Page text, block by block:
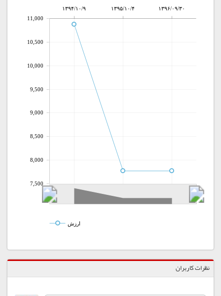
۱۳۹۴/۱۰/۹ ۱۳۹۵/۱۰/۴ ۱۳۹۶/۰۹/۳۰
7,500
8,000
8,500
9,000
9,500
10,000
10,500
11,000
ارزش
نظرات کاربران